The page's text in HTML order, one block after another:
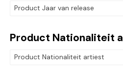
Product Jaar van release
Product Nationaliteit
Product Nationaliteit artiest